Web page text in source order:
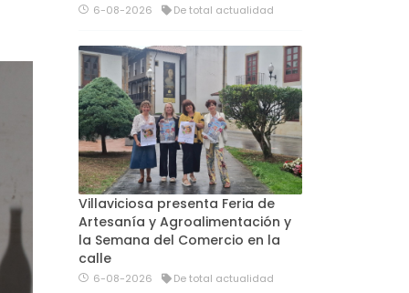
6-08-2026 De total actualidad
Villaviciosa presenta Feria de
Artesanía y Agroalimentación y
la Semana del Comercio en la
calle
6-08-2026 De total actualidad